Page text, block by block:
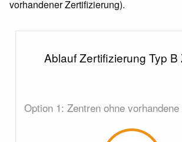
vorhandener Zertifizierung).
Ablauf Zertifizierung Typ B
Option 1: Zentren ohne